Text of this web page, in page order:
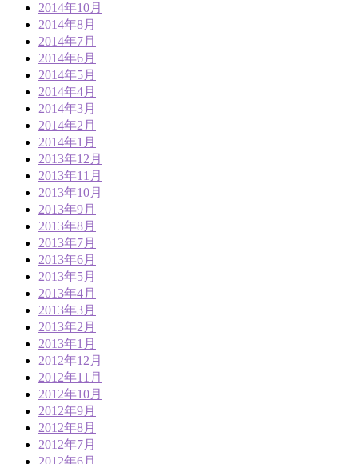
2014年10月
2014年8月
2014年7月
2014年6月
2014年5月
2014年4月
2014年3月
2014年2月
2014年1月
2013年12月
2013年11月
2013年10月
2013年9月
2013年8月
2013年7月
2013年6月
2013年5月
2013年4月
2013年3月
2013年2月
2013年1月
2012年12月
2012年11月
2012年10月
2012年9月
2012年8月
2012年7月